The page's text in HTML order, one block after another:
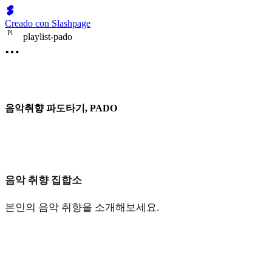
Creado con Slashpage
Pl playlist-pado
음악취향 파도타기, PADO
음악 취향 집합소
본인의 음악 취향을 소개해보세요.